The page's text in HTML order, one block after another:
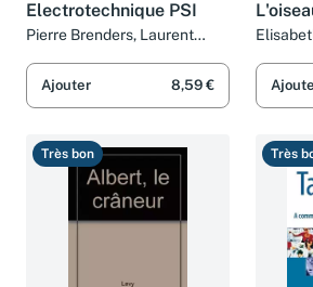
Electrotechnique PSI
Pierre Brenders, Laurent
Ajouter 8,59 €
Très bon Très